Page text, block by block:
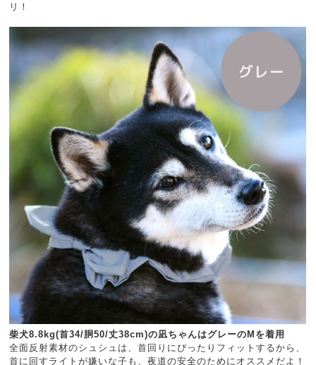
リ！
柴犬8.8kg(首34/胴50/丈38cm)の凪ちゃんはグレーのMを着用
全面反射素材のシュシュは、首回りにぴったりフィットするから、
首に回すライトが嫌いな子も、夜道の安全のためにオススメだよ！